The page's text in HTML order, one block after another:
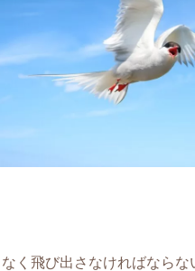
く飛び出さなければならな